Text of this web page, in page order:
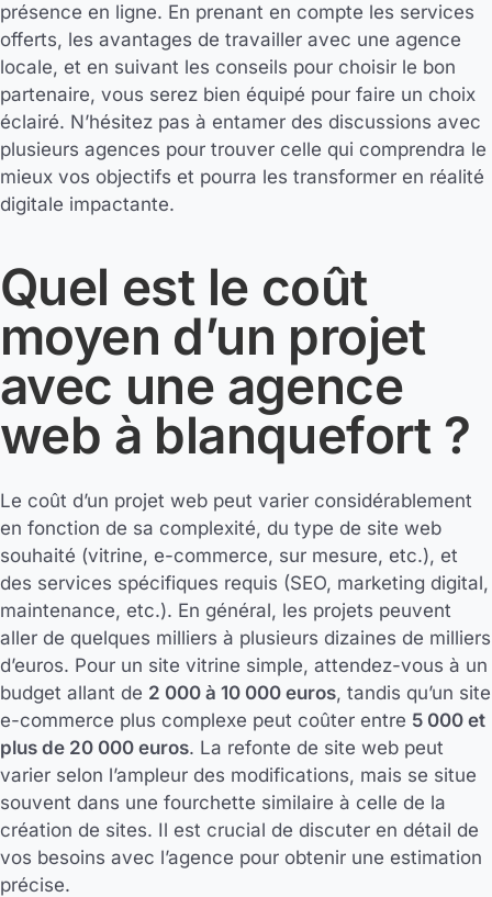
présence en ligne. En prenant en compte les services
offerts, les avantages de travailler avec une agence
locale, et en suivant les conseils pour choisir le bon
partenaire, vous serez bien équipé pour faire un choix
éclairé. N’hésitez pas à entamer des discussions avec
plusieurs agences pour trouver celle qui comprendra le
mieux vos objectifs et pourra les transformer en réalité
digitale impactante.
Quel est le coût
moyen d’un projet
avec une agence
web à blanquefort ?
Le coût d’un projet web peut varier considérablement
en fonction de sa complexité, du type de site web
souhaité (vitrine, e-commerce, sur mesure, etc.), et
des services spécifiques requis (SEO, marketing digital,
maintenance, etc.). En général, les projets peuvent
aller de quelques milliers à plusieurs dizaines de milliers
d’euros. Pour un site vitrine simple, attendez-vous à un
budget allant de 2 000 à 10 000 euros, tandis qu’un site
e-commerce plus complexe peut coûter entre 5 000 et
plus de 20 000 euros. La refonte de site web peut
varier selon l’ampleur des modifications, mais se situe
souvent dans une fourchette similaire à celle de la
création de sites. Il est crucial de discuter en détail de
vos besoins avec l’agence pour obtenir une estimation
précise.